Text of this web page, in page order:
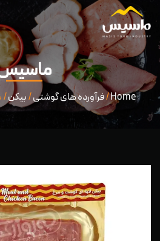
Home
/فرآورده های گوشتی/بیکن/